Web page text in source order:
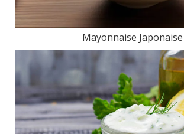
Mayonnaise Japonaise